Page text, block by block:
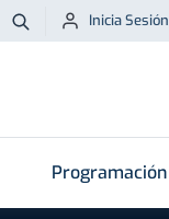
Buscar
Inicia Sesión
Programación